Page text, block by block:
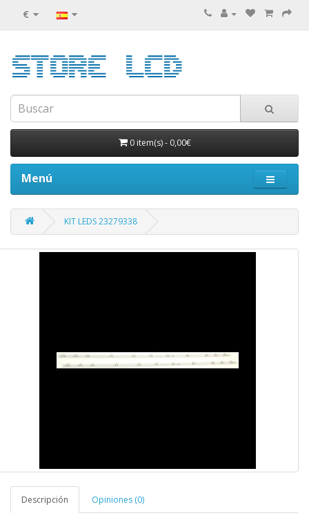
€
0 item(s)- 0,00€
Menú
KIT LEDS 23279338
Descripción Opiniones (0)